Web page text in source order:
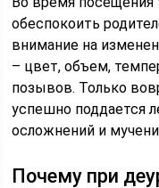
обеспокоить
внимание на
– цвет, объем,
позывов. Только
успешно поддается
осложнений и
Почему при